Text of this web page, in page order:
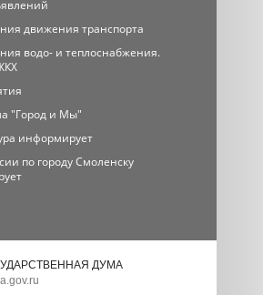
движения транспорта
водо- и теплоснабжения.
"Город и Мы"
информирует
по городу Смоленску
ДУМА